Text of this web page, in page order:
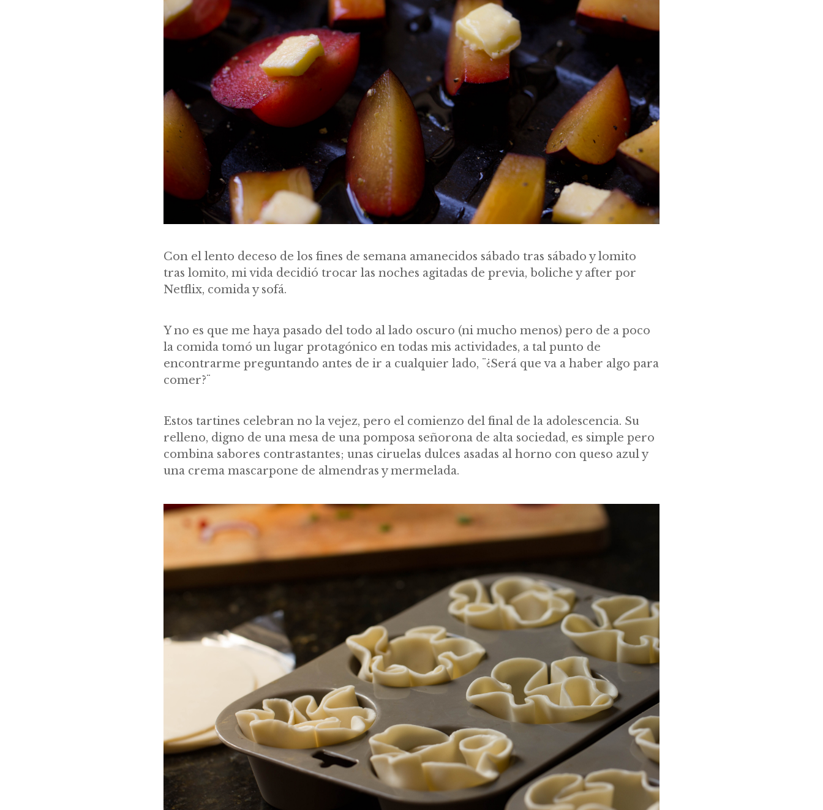
Con el lento deceso de los fines de semana amanecidos sábado tras sábado y lomito
tras lomito, mi vida decidió trocar las noches agitadas de previa, boliche y after por
Netflix, comida y sofá.
Y no es que me haya pasado del todo al lado oscuro (ni mucho menos) pero de a poco
la comida tomó un lugar protagónico en todas mis actividades, a tal punto de
encontrarme preguntando antes de ir a cualquier lado, ¨¿Será que va a haber algo para
comer?¨
Estos tartines celebran no la vejez, pero el comienzo del final de la adolescencia. Su
relleno, digno de una mesa de una pomposa señorona de alta sociedad, es simple pero
combina sabores contrastantes; unas ciruelas dulces asadas al horno con queso azul y
una crema mascarpone de almendras y mermelada.